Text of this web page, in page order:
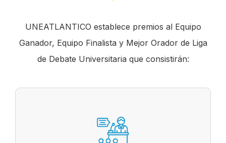
UNEATLANTICO establece premios al Equipo
Ganador, Equipo Finalista y Mejor Orador de Liga
de Debate Universitaria que consistirán: